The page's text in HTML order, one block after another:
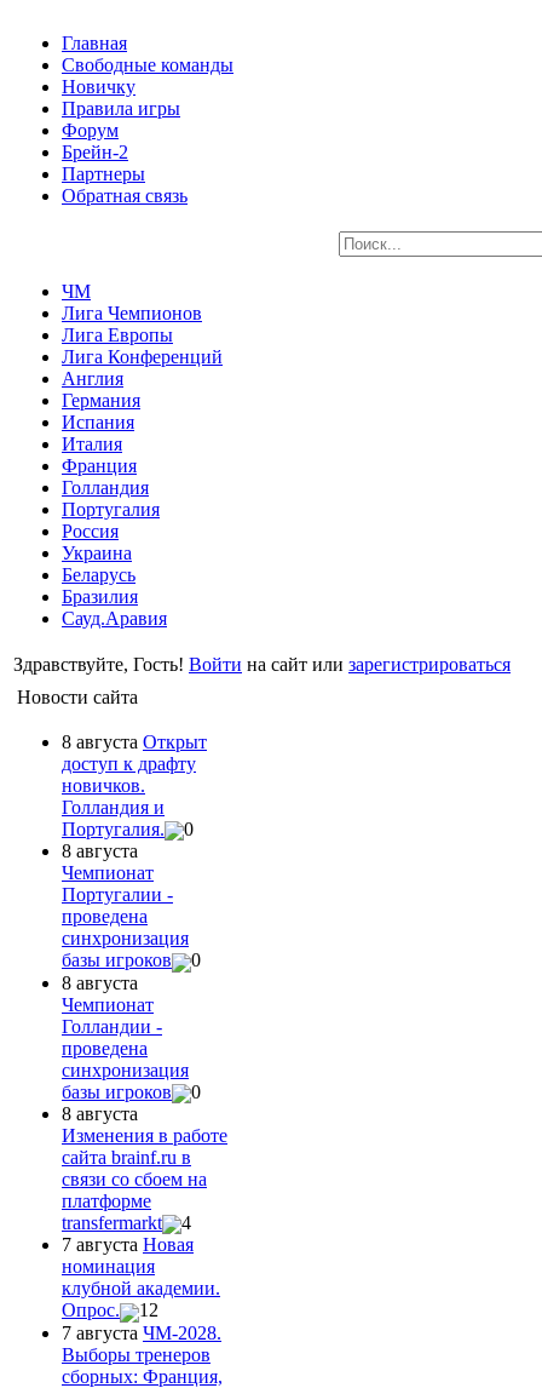
Главная
Свободные команды
Новичку
Правила игры
Форум
Брейн-2
Партнеры
Обратная связь
ЧМ
Лига Чемпионов
Лига Европы
Лига Конференций
Англия
Германия
Испания
Италия
Франция
Голландия
Португалия
Россия
Украина
Беларусь
Бразилия
Сауд.Аравия
Здравствуйте, Гость! Войти на сайт или зарегистрироваться
Новости сайта
8 августа Открыт
доступ к драфту
новичков.
Голландия и
Португалия.
0
8 августа
Чемпионат
Португалии -
проведена
синхронизация
базы игроков
0
8 августа
Чемпионат
Голландии -
проведена
синхронизация
базы игроков
0
8 августа
Изменения в работе
сайта brainf.ru в
связи со сбоем на
платформе
transfermarkt
4
7 августа Новая
номинация
клубной академии.
Опрос.
12
7 августа ЧМ-2028.
Выборы тренеров
сборных: Франция,